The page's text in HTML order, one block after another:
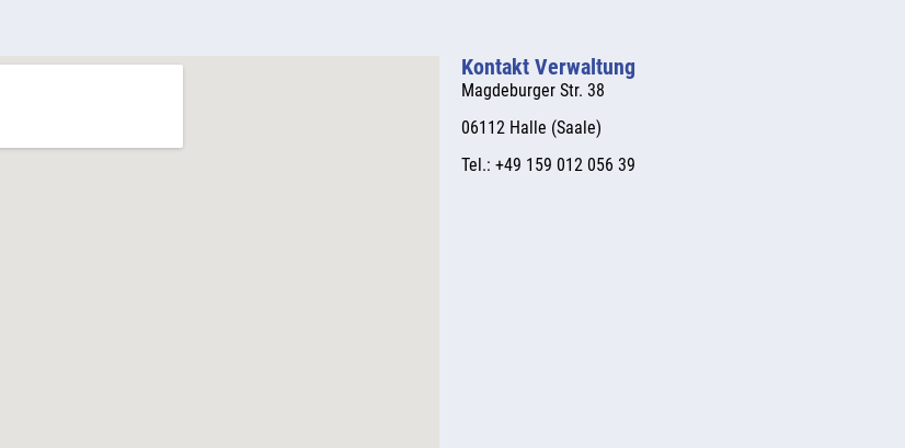
Kontakt Verwaltung
Magdeburger Str. 38
06112 Halle (Saale)
Tel.: +49 159 012 056 39 ​